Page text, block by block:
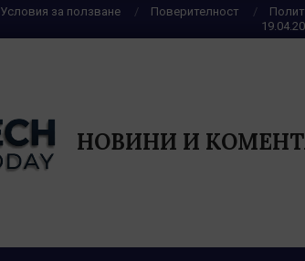
Условия за ползване Поверителност
НОВИНИ И